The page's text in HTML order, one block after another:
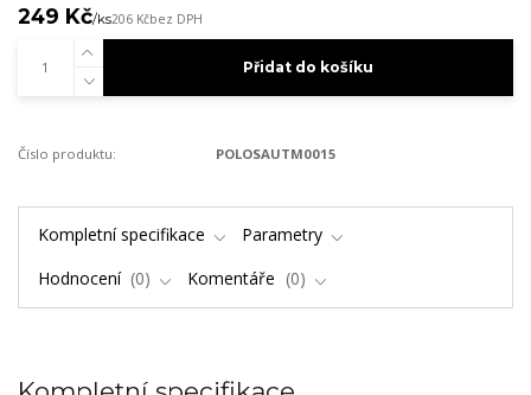
249 Kč/ks206 Kčbez DPH
Přidat do košíku
Číslo produktu: POLOSAUTM0015
Kompletní specifikace
Parametry
Hodnocení
0 Komentáře 0